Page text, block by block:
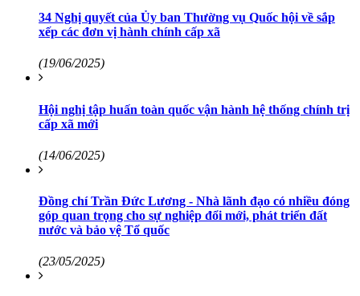
34 Nghị quyết của Ủy ban Thường vụ Quốc hội về sắp
xếp các đơn vị hành chính cấp xã
(19/06/2025)
Hội nghị tập huấn toàn quốc vận hành hệ thống chính trị
cấp xã mới
(14/06/2025)
Đồng chí Trần Đức Lương - Nhà lãnh đạo có nhiều đóng
góp quan trọng cho sự nghiệp đổi mới, phát triển đất
nước và bảo vệ Tổ quốc
(23/05/2025)